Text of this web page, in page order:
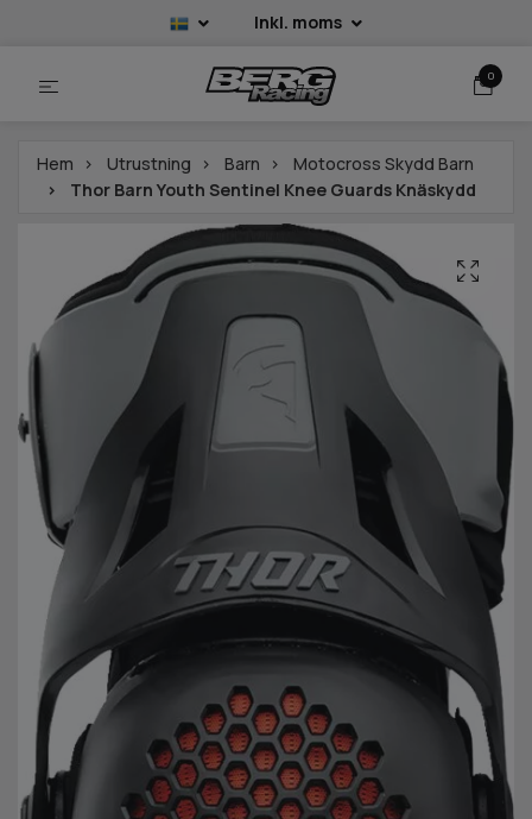
Inkl. moms
0
Hem Utrustning Barn
Motocross Skydd Barn
Thor Barn Youth Sentinel Knee Guards Knäskydd